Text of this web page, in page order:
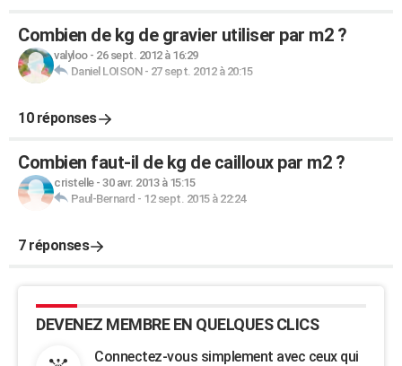
Combien de kg de gravier utiliser par m2 ?
valyloo- 26 sept. 2012 à 16:29
Daniel LOISON- 27 sept. 2012 à 20:15
10 réponses
Combien faut-il de kg de cailloux par m2 ?
cristelle- 30 avr. 2013 à 15:15
Paul-Bernard - 12 sept. 2015 à 22:24
7 réponses
DEVENEZ MEMBRE EN QUELQUES CLICS
Connectez-vous simplement avec ceux qui